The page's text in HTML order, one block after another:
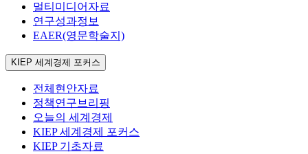
멀티미디어자료
연구성과정보
EAER(영문학술지)
KIEP 세계경제 포커스
전체현안자료
정책연구브리핑
오늘의 세계경제
KIEP 세계경제 포커스
KIEP 기초자료